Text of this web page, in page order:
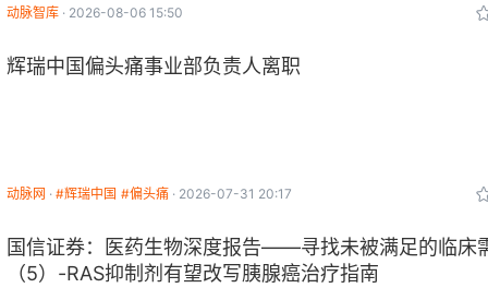
动脉智库 2026-08-06 15:50
辉瑞中国偏头痛事业部负责人离职
动脉网 #辉瑞中国 #偏头痛 2026-07-31 20:17
国信证券：医药生物深度报告——寻找未被满足的临床
（5）-RAS抑制剂有望改写胰腺癌治疗指南